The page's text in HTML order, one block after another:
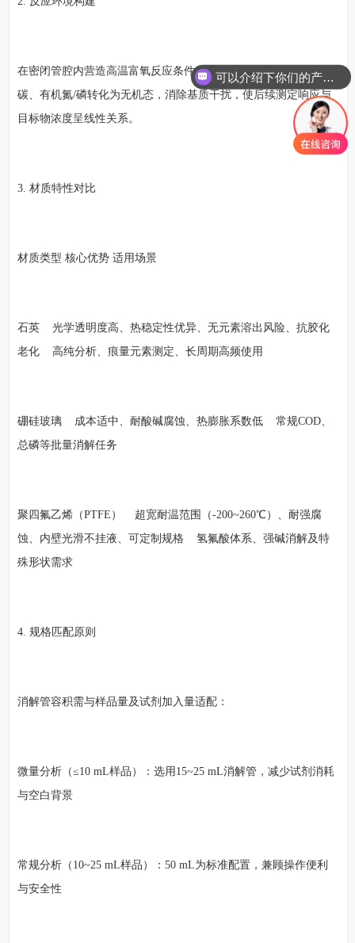
在密闭管腔内营造高温富氧反应条件，驱动有机碳氧化为二氧化
碳、有机氮/磷转化为无机态，消除基质干扰，使后续测定响应与
目标物浓度呈线性关系。
3. 材质特性对比
材质类型 核心优势 适用场景
石英 光学透明度高、热稳定性优异、无元素溶出风险、抗胶化
老化 高纯分析、痕量元素测定、长周期高频使用
硼硅玻璃 成本适中、耐酸碱腐蚀、热膨胀系数低 常规COD、
总磷等批量消解任务
聚四氟乙烯（PTFE） 超宽耐温范围（-200~260℃）、耐强腐
蚀、内壁光滑不挂液、可定制规格 氢氟酸体系、强碱消解及特
殊形状需求
4. 规格匹配原则
消解管容积需与样品量及试剂加入量适配：
微量分析（≤10 mL样品）：选用15~25 mL消解管，减少试剂消耗
与空白背景
常规分析（10~25 mL样品）：50 mL为标准配置，兼顾操作便利
与安全性
可以介绍下你们的产品么